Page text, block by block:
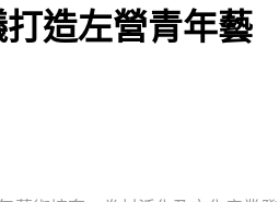
造左營青年藝